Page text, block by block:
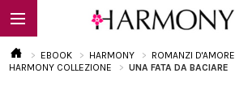
EBOOK HARMONY
ROMANZI D'AMORE
HARMONY COLLEZIONE
UNA FATA DA BACIARE